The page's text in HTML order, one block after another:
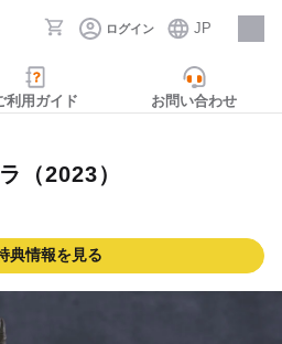
ログイン JP
採用情報
利用ガイド お問い合わせ
（2023）
典情報を見る